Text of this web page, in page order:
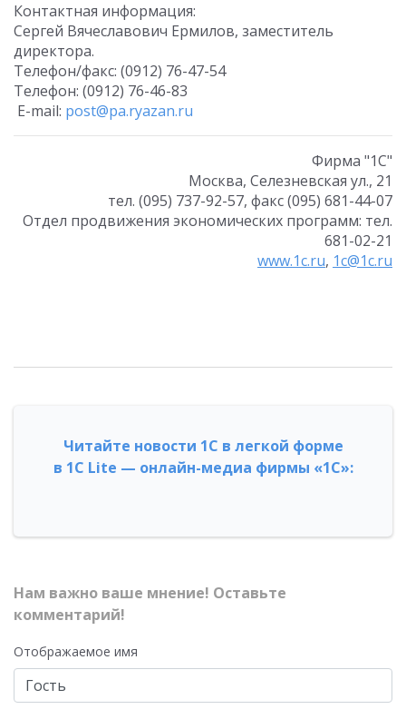
Контактная информация:
Сергей Вячеславович Ермилов, заместитель
директора.
Телефон/факс: (0912) 76-47-54
Телефон: (0912) 76-46-83
E-mail: post@pa.ryazan.ru
Фирма "1С"
Москва, Селезневская ул., 21
тел. (095) 737-92-57, факс (095) 681-44-07
Отдел продвижения экономических программ: тел.
681-02-21
www.1c.ru, 1c@1c.ru
Читайте новости 1С в легкой форме
в 1С Lite — онлайн-медиа фирмы «1С»:
Нам важно ваше мнение! Оставьте
комментарий!
Отображаемое имя